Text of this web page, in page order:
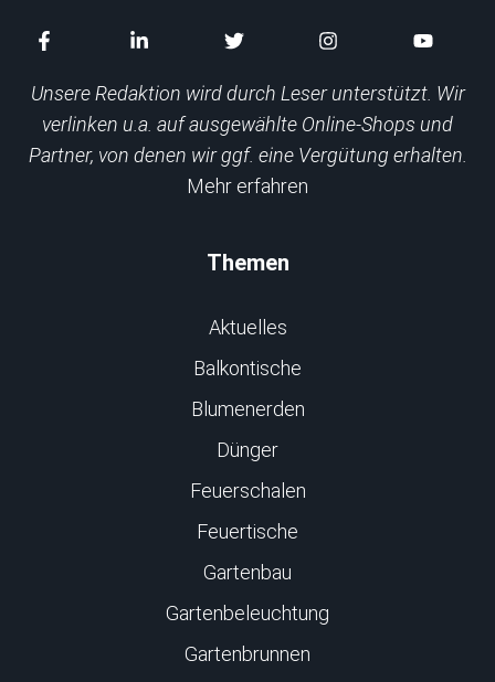
Unsere Redaktion wird durch Leser unterstützt. Wir
verlinken u.a. auf ausgewählte Online-Shops und
Partner, von denen wir ggf. eine Vergütung erhalten.
Mehr erfahren
Themen
Aktuelles
Balkontische
Blumenerden
Dünger
Feuerschalen
Feuertische
Gartenbau
Gartenbeleuchtung
Gartenbrunnen